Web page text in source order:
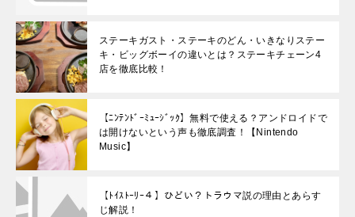
ステーキガスト・ステーキのどん・いきなりステー
キ・ビッグボーイの違いとは？ステーキチェーン4
店を徹底比較！
【ﾆﾝﾃﾝﾄﾞｰﾐｭｰｼﾞｯｸ】無料で使える？アンドロイドで
は開けないという声も徹底調査！【Nintendo
Music】
【ﾄｲｽﾄｰﾘｰ４】ひどい？トラウマ説の理由とあらす
じ解説！